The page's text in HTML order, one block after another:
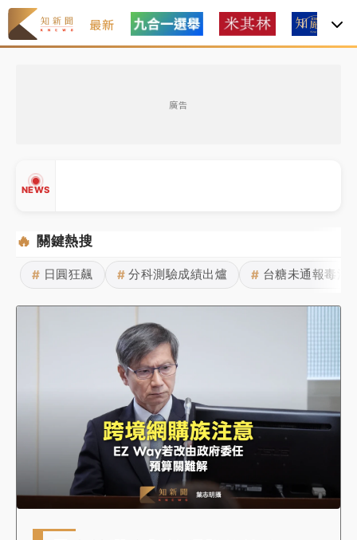
最新
廣告
NEWS
有片｜
連根拔起
響最劇烈
白海豚逼近！北市水門只出不進 未移置車輛最高罰
油價持續凍漲！ 中油宣布下周一汽柴油價格維持不變
中颱白海豚進逼！台北喜來登圍籬傾倒砸傷人 民權西
白海豚暴風圈逼近！新北淡水赫見龍捲風 榕樹
中颱白海豚風雨來了！中部以北防豪雨 今晚、明天影
響最劇烈
白海豚逼近！北市水門只出不進 未移置車輛最高罰
▲
🔥 關鍵熱搜
# 日圓狂飆 # 分科測驗成績出爐 # 台糖未通報毒油